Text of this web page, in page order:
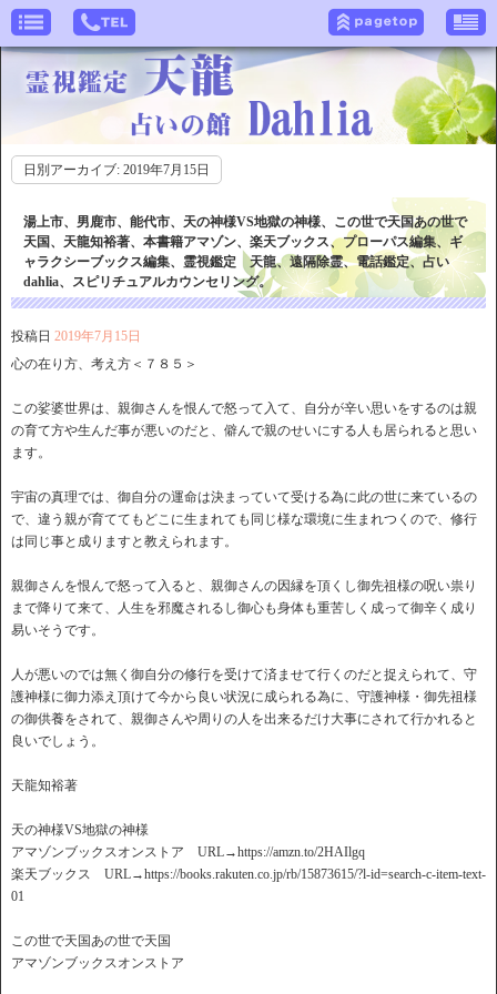
日別アーカイブ: 2019年7月15日
湯上市、男鹿市、能代市、天の神様VS地獄の神様、この世で天国あの世で
天国、天龍知裕著、本書籍アマゾン、楽天ブックス、プローパス編集、ギ
ャラクシーブックス編集、霊視鑑定 天龍、遠隔除霊、電話鑑定、占い
dahlia、スピリチュアルカウンセリング。
投稿日 2019年7月15日
心の在り方、考え方＜７８５＞
この娑婆世界は、親御さんを恨んで怒って入て、自分が辛い思いをするのは親
の育て方や生んだ事が悪いのだと、僻んで親のせいにする人も居られると思い
ます。
宇宙の真理では、御自分の運命は決まっていて受ける為に此の世に来ているの
で、違う親が育ててもどこに生まれても同じ様な環境に生まれつくので、修行
は同じ事と成りますと教えられます。
親御さんを恨んで怒って入ると、親御さんの因縁を頂くし御先祖様の呪い祟り
まで降りて来て、人生を邪魔されるし御心も身体も重苦しく成って御辛く成り
易いそうです。
人が悪いのでは無く御自分の修行を受けて済ませて行くのだと捉えられて、守
護神様に御力添え頂けて今から良い状況に成られる為に、守護神様・御先祖様
の御供養をされて、親御さんや周りの人を出来るだけ大事にされて行かれると
良いでしょう。
天龍知裕著
天の神様VS地獄の神様
アマゾンブックスオンストア URL→https://amzn.to/2HAIlgq
楽天ブックス URL→https://books.rakuten.co.jp/rb/15873615/?l-id=search-c-item-text-
01
この世で天国あの世で天国
アマゾンブックスオンストア